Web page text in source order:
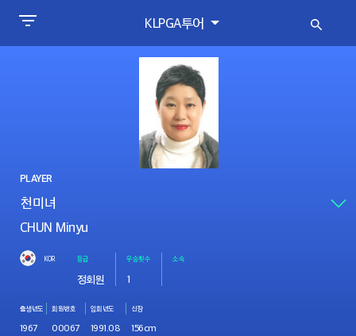
KLPGA투어
PLAYER
CHUN Minyu
KOR 등급
정회원
우승횟수
1
소속
출생년도
1967
회원번호
00067
입회년도
1991.08
신장
156cm